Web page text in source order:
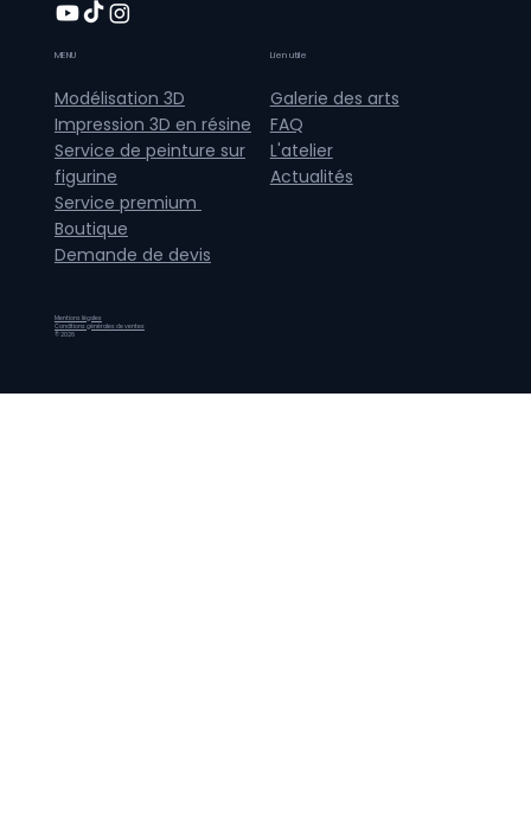
MENU
Modélisation 3D
Impression 3D en résine
Service de peinture sur
figurine
Service premium
Boutique
Demande de devis
Lien utile
Galerie des arts
FAQ
L'atelier
Actualités
Mentions légales
Conditions générales de ventes
© 2026